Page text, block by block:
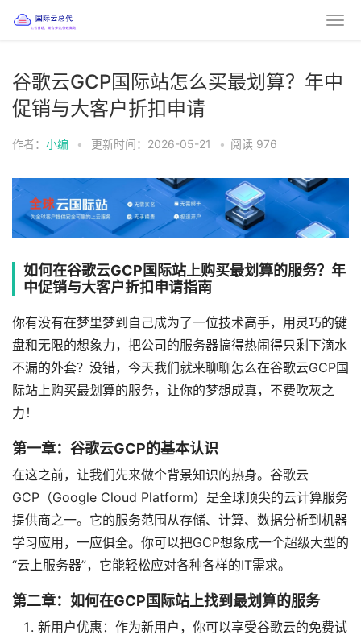
谷歌云GCP国际站怎么买最划算？年中
促销与大客户折扣申请
作者： 小编 • 更新时间：2026-05-21 • 阅读 976
如何在谷歌云GCP国际站上购买最划算的服务？年
中促销与大客户折扣申请指南
你有没有在梦里梦到自己成为了一位技术高手，用灵巧的键
盘和无限的想象力，把公司的服务器搞得热闹得只剩下滴水
不漏的外套？没错，今天我们就来聊聊怎么在谷歌云GCP国
际站上购买最划算的服务，让你的梦想成真，不费吹灰之
力！
第一章：谷歌云GCP的基本认识
在这之前，让我们先来做个背景知识的热身。谷歌云
GCP（Google Cloud Platform）是全球顶尖的云计算服务
提供商之一。它的服务范围从存储、计算、数据分析到机器
学习应用，一应俱全。你可以把GCP想象成一个超级大型的
“云上服务器”，它能轻松应对各种各样的IT需求。
第二章：如何在GCP国际站上找到最划算的服务
新用户优惠：作为新用户，你可以享受谷歌云的免费试